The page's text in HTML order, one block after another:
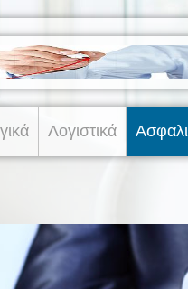
Λογιστικά